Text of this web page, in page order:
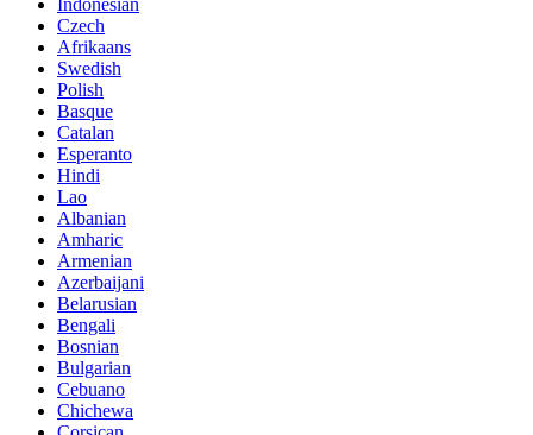
Indonesian
Czech
Afrikaans
Swedish
Polish
Basque
Catalan
Esperanto
Hindi
Lao
Albanian
Amharic
Armenian
Azerbaijani
Belarusian
Bengali
Bosnian
Bulgarian
Cebuano
Chichewa